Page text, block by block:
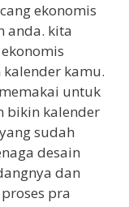
ekonomis
anda. kita
kamu.
untuk
bikin kalender
sudah
desain
dan
pra